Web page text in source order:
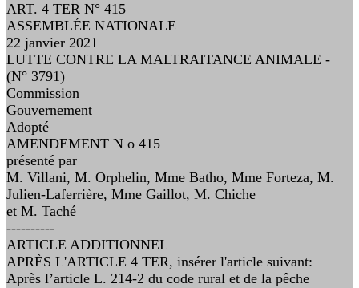
ART. 4 TER N° 415
ASSEMBLÉE NATIONALE
22 janvier 2021
LUTTE CONTRE LA MALTRAITANCE ANIMALE -
(N° 3791)
Commission
Gouvernement
Adopté
AMENDEMENT N o 415
présenté par
M. Villani, M. Orphelin, Mme Batho, Mme Forteza, M.
Julien-Laferrière, Mme Gaillot, M. Chiche
et M. Taché
----------
ARTICLE ADDITIONNEL
APRÈS L'ARTICLE 4 TER, insérer l'article suivant:
Après l’article L. 214-2 du code rural et de la pêche